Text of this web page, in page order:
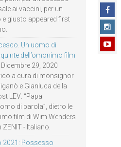
ai vaccini, per un
giusto appeared first
Un uomo di
dell’omonimo film
Dicembre 29, 2020
a cura di monsignor
e Gianluca della
LEV: “Papa
di parola”, dietro le
film di Wim Wenders
- Italiano.
2021: Possesso